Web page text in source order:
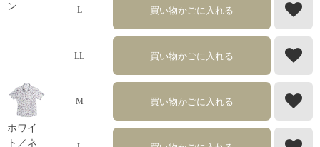
ン
L 買い物かごに入れる
LL 買い物かごに入れる
ホワイ
ト／ネ
M 買い物かごに入れる